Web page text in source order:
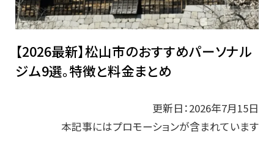
【2026最新】松山市のおすすめパーソナル
ジム9選。特徴と料金まとめ
更新日：2026年7月15日
本記事にはプロモーションが含まれています